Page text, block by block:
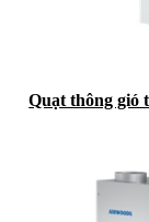
Quạt thông gió